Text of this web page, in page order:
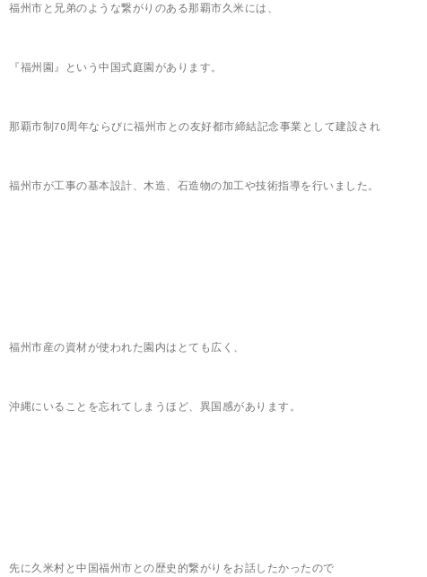
福州市と兄弟のような繋がりのある那覇市久米には、
『福州園』という中国式庭園があります。
那覇市制70周年ならびに福州市との友好都市締結記念事業として建設され
福州市が工事の基本設計、木造、石造物の加工や技術指導を行いました。
福州市産の資材が使われた園内はとても広く、
沖縄にいることを忘れてしまうほど、異国感があります。
先に久米村と中国福州市との歴史的繋がりをお話したかったので